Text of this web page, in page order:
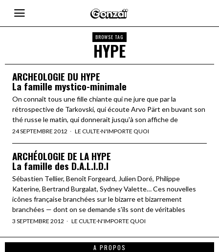
BROWSE TAG
HYPE
ARCHEOLOGIE DU HYPE
La famille mystico-minimale
On connaît tous une fille chiante qui ne jure que par la
rétrospective de Tarkovski, qui écoute Arvo Pärt en buvant son
thé russe le matin, qui donnerait jusqu'à son affiche de
24 SEPTEMBRE 2012 LE CULTE·N'IMPORTE QUOI
ARCHÉOLOGIE DE LA HYPE
La famille des D.A.L.I.D.I
Sébastien Tellier, Benoît Forgeard, Julien Doré, Philippe
Katerine, Bertrand Burgalat, Sydney Valette… Ces nouvelles
icônes française branchées sur le bizarre et bizarrement
branchées — dont on se demande s'ils sont de véritables
3 SEPTEMBRE 2012 LE CULTE·N'IMPORTE QUOI
A PROPOS